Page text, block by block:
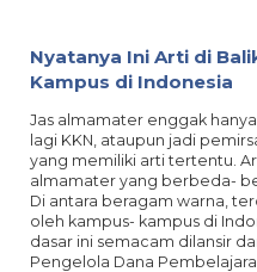
Nyatanya Ini Arti di
Kampus di Indonesia
Jas almamater enggak
lagi KKN, ataupun jadi
yang memiliki arti tertentu.
almamater yang berbeda-
Di antara beragam warna,
oleh kampus- kampus di
dasar ini semacam dilansir
Pengelola Dana